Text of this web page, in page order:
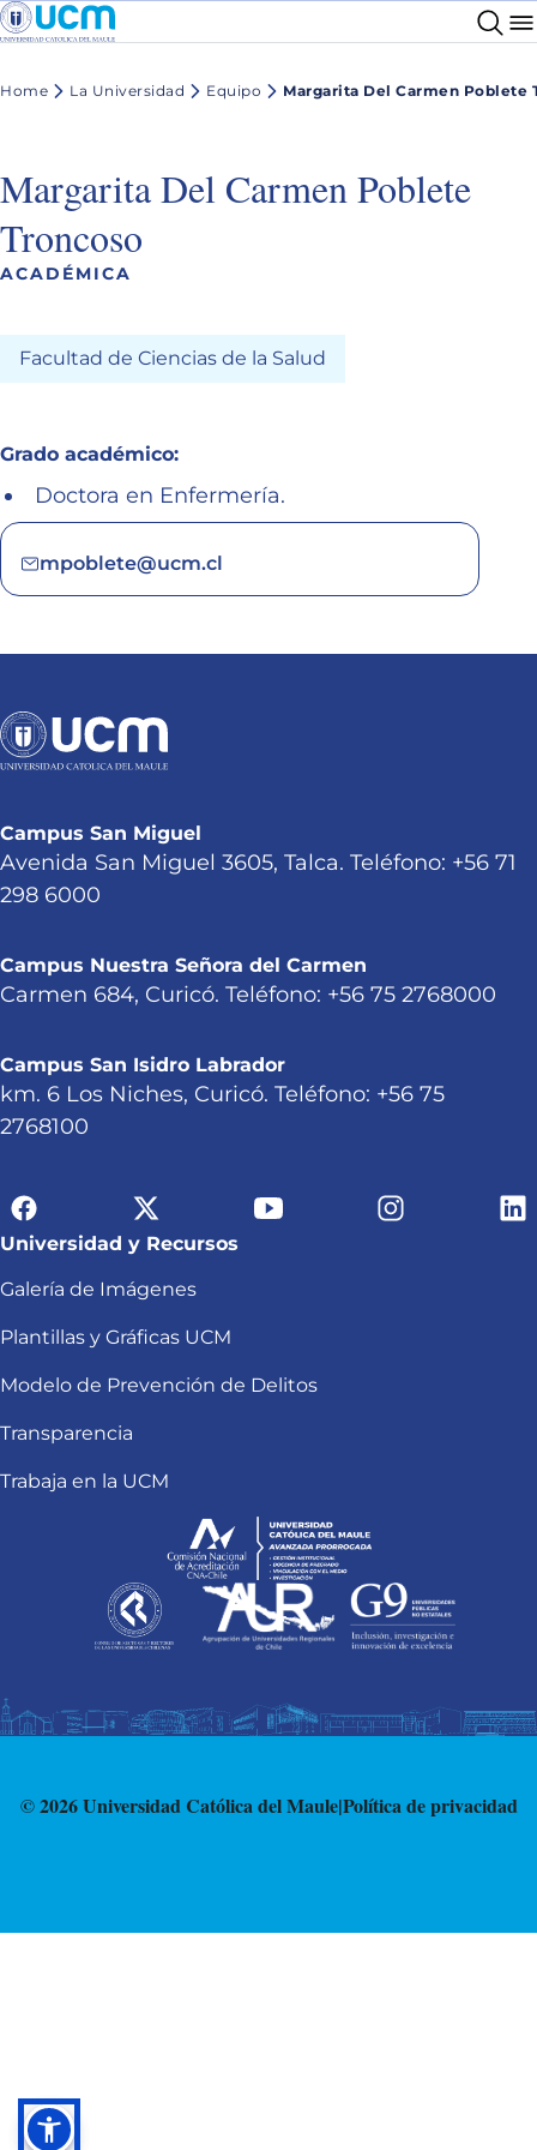
Home La Universidad Equipo Margarita Del Carmen Poblete
Margarita Del Carmen Poblete
Troncoso
ACADÉMICA
Facultad de Ciencias de la Salud
Grado académico:
Doctora en Enfermería.
mpoblete@ucm.cl
Campus San Miguel
Avenida San Miguel 3605, Talca. Teléfono: +56 71
298 6000
Campus Nuestra Señora del Carmen
Carmen 684, Curicó. Teléfono: +56 75 2768000
Campus San Isidro Labrador
km. 6 Los Niches, Curicó. Teléfono: +56 75
2768100
Universidad y Recursos
Galería de Imágenes
Plantillas y Gráficas UCM
Modelo de Prevención de Delitos
Transparencia
Trabaja en la UCM
© 2026 Universidad Católica del Maule|Política de privacidad